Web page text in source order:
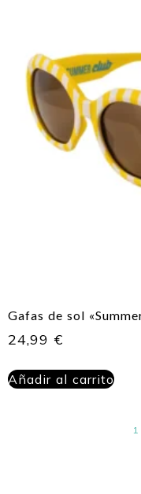
Gafas de sol
24,99 €
Añadir al carrito
1